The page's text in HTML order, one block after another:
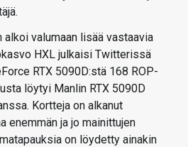
valumaan lisää vastaavia
HXL julkaisi Twitterissä
RTX 5090D:stä 168 ROP-
löytyi Manlin RTX 5090D
Kortteja on alkanut
enemmän ja jo mainittujen
on löydetty ainakin